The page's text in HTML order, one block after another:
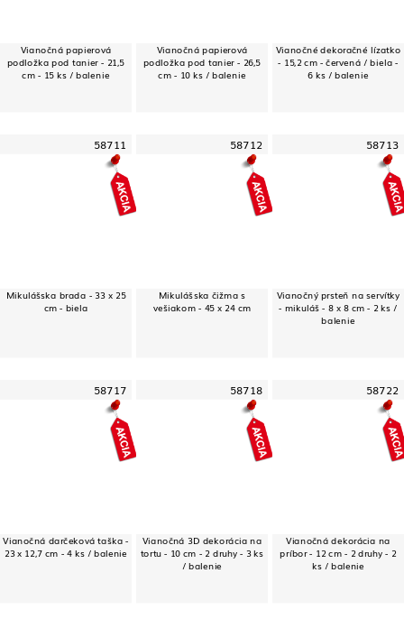
Vianočná papierová
podložka pod tanier - 21,5
cm - 15 ks / balenie
Vianočná papierová
podložka pod tanier - 26,5
cm - 10 ks / balenie
Vianočné dekoračné lízatko
- 15,2 cm - červená / biela -
6 ks / balenie
58711
Mikulášska brada - 33 x 25
cm - biela
58712
Mikulášska čižma s
vešiakom - 45 x 24 cm
58713
Vianočný prsteň na servítky
- mikuláš - 8 x 8 cm - 2 ks /
balenie
58717
Vianočná darčeková taška -
23 x 12,7 cm - 4 ks / balenie
58718
Vianočná 3D dekorácia na
tortu - 10 cm - 2 druhy - 3 ks
/ balenie
58722
Vianočná dekorácia na
príbor - 12 cm - 2 druhy - 2
ks / balenie